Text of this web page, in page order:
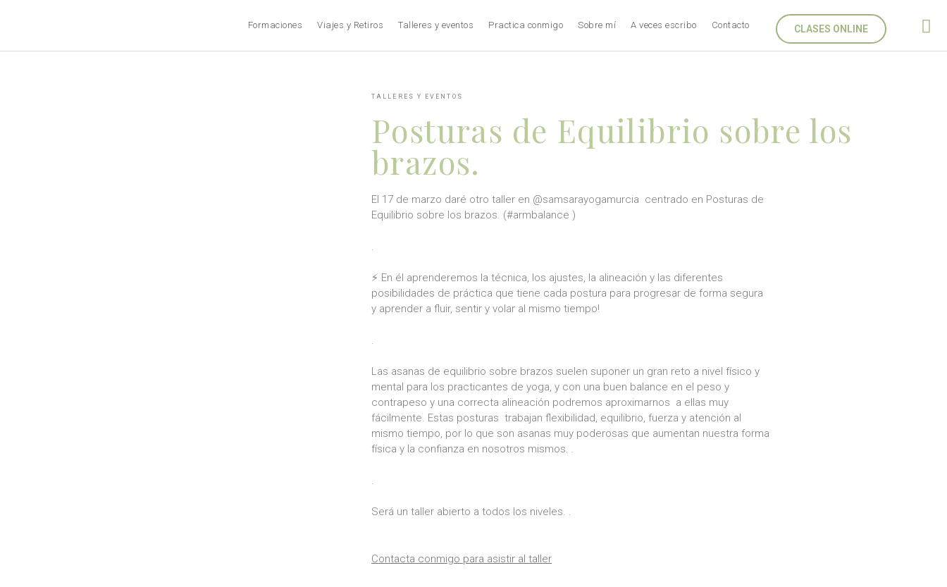
Formaciones Viajes y Retiros Talleres y eventos Practica conmigo Sobre mí A veces escribo Contacto CLASES ONLINE
TALLERES Y EVENTOS
Posturas de Equilibrio sobre los
brazos.
El 17 de marzo daré otro taller en @samsarayogamurcia centrado en Posturas de
Equilibrio sobre los brazos. (#armbalance )
⚡ En él aprenderemos la técnica, los ajustes, la alineación y las diferentes
posibilidades de práctica que tiene cada postura para progresar de forma segura
y aprender a fluir, sentir y volar al mismo tiempo!
Las asanas de equilibrio sobre brazos suelen suponer un gran reto a nivel físico y
mental para los practicantes de yoga, y con una buen balance en el peso y
contrapeso y una correcta alineación podremos aproximarnos a ellas muy
fácilmente. Estas posturas trabajan flexibilidad, equilibrio, fuerza y atención al
mismo tiempo, por lo que son asanas muy poderosas que aumentan nuestra forma
física y la confianza en nosotros mismos. .
Será un taller abierto a todos los niveles. .
Contacta conmigo para asistir al taller